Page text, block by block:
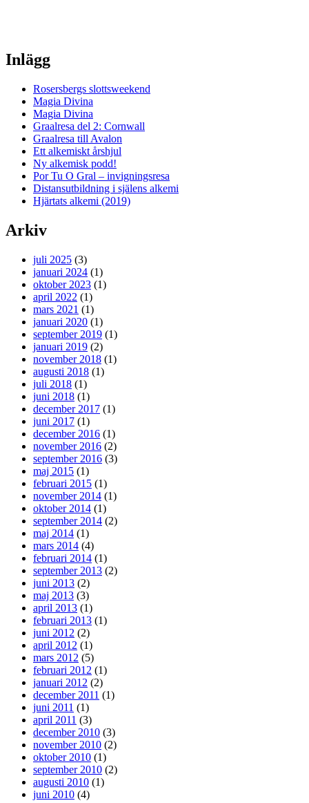
Inlägg
Rosersbergs slottsweekend
Magia Divina
Magia Divina
Graalresa del 2: Cornwall
Graalresa till Avalon
Ett alkemiskt årshjul
Ny alkemisk podd!
Por Tu O Gral – invigningsresa
Distansutbildning i själens alkemi
Hjärtats alkemi (2019)
Arkiv
juli 2025 (3)
januari 2024 (1)
oktober 2023 (1)
april 2022 (1)
mars 2021 (1)
januari 2020 (1)
september 2019 (1)
januari 2019 (2)
november 2018 (1)
augusti 2018 (1)
juli 2018 (1)
juni 2018 (1)
december 2017 (1)
juni 2017 (1)
december 2016 (1)
november 2016 (2)
september 2016 (3)
maj 2015 (1)
februari 2015 (1)
november 2014 (1)
oktober 2014 (1)
september 2014 (2)
maj 2014 (1)
mars 2014 (4)
februari 2014 (1)
september 2013 (2)
juni 2013 (2)
maj 2013 (3)
april 2013 (1)
februari 2013 (1)
juni 2012 (2)
april 2012 (1)
mars 2012 (5)
februari 2012 (1)
januari 2012 (2)
december 2011 (1)
juni 2011 (1)
april 2011 (3)
december 2010 (3)
november 2010 (2)
oktober 2010 (1)
september 2010 (2)
augusti 2010 (1)
juni 2010 (4)